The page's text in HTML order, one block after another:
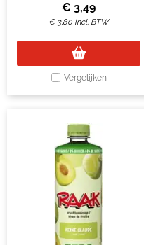
€ 3,49
€ 3,80 Incl. BTW
Vergelijken